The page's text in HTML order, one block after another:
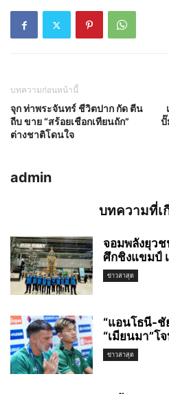
บทความก่อนหน้านี้
จุก ท่าพระจันทร์ ชีวิตปาก กัด ตีน
ถีบ ขาย “สร้อยเชือกเทียนถัก”
ต่างชาติโดนใจ
ปั๊
admin
บทความที่เ
จอมพลังยุว
ศึกชิงแขมป์
ข่าวล่าสุด
“แอนโธนี-ชั
“เมียนมา”โ
ข่าวล่าสุด